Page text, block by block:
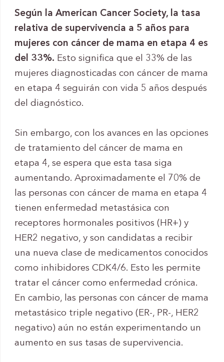
Según la American Cancer Society, la tasa
relativa de supervivencia a 5 años para
mujeres con cáncer de mama en etapa 4 es
del 33%. Esto significa que el 33% de las
mujeres diagnosticadas con cáncer de mama
en etapa 4 seguirán con vida 5 años después
del diagnóstico.
Sin embargo, con los avances en las opciones
de tratamiento del cáncer de mama en
etapa 4, se espera que esta tasa siga
aumentando. Aproximadamente el 70% de
las personas con cáncer de mama en etapa 4
tienen enfermedad metastásica con
receptores hormonales positivos (HR+) y
HER2 negativo, y son candidatas a recibir
una nueva clase de medicamentos conocidos
como inhibidores CDK4/6. Esto les permite
tratar el cáncer como enfermedad crónica.
En cambio, las personas con cáncer de mama
metastásico triple negativo (ER-, PR-, HER2
negativo) aún no están experimentando un
aumento en sus tasas de supervivencia.